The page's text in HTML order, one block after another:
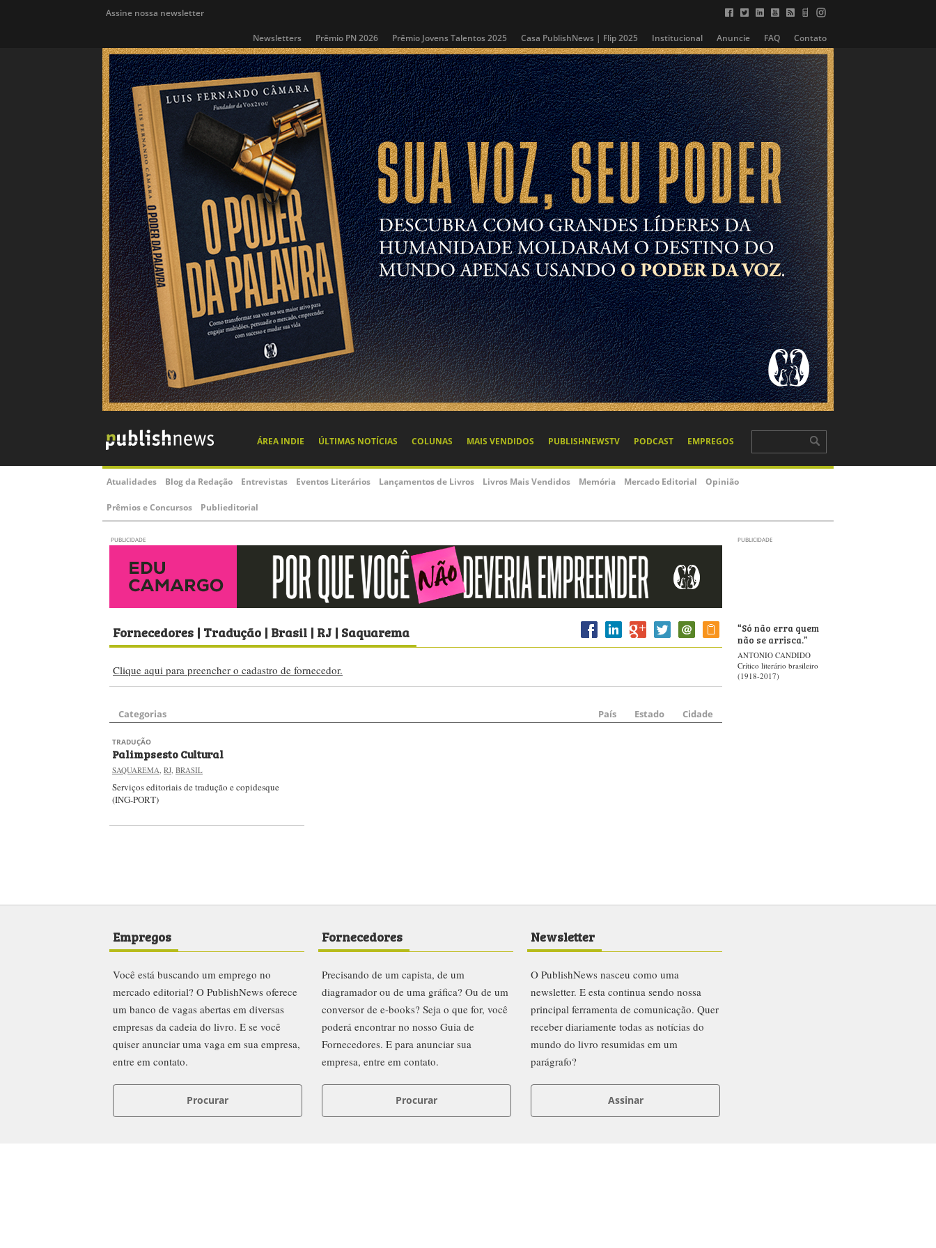
Assine nossa newsletter
Newsletters Prêmio PN 2026 Prêmio Jovens Talentos 2025 Casa PublishNews | Flip 2025 Institucional Anuncie FAQ Contato
ÁREA INDIE ÚLTIMAS NOTÍCIAS COLUNAS MAIS VENDIDOS PUBLISHNEWSTV PODCAST EMPREGOS
Atualidades Blog da Redação Entrevistas Eventos Literários Lançamentos de Livros Livros Mais Vendidos Memória Mercado Editorial Opinião
Prêmios e Concursos Publieditorial
PUBLICIDADE PUBLICIDADE
Fornecedores | Tradução | Brasil | RJ | Saquarema
Clique aqui para preencher o cadastro de fornecedor.
Categorias País Estado Cidade
TRADUÇÃO
Palimpsesto Cultural
SAQUAREMA, RJ, BRASIL
Serviços editoriais de tradução e copidesque
(ING-PORT)
“Só não erra quem
não se arrisca.”
ANTONIO CANDIDO
Crítico literário brasileiro
(1918-2017)
Empregos
Você está buscando um emprego no
mercado editorial? O PublishNews oferece
um banco de vagas abertas em diversas
empresas da cadeia do livro. E se você
quiser anunciar uma vaga em sua empresa,
entre em contato.
Procurar
Fornecedores
Precisando de um capista, de um
diagramador ou de uma gráfica? Ou de um
conversor de e-books? Seja o que for, você
poderá encontrar no nosso Guia de
Fornecedores. E para anunciar sua
empresa, entre em contato.
Procurar
Newsletter
O PublishNews nasceu como uma
newsletter. E esta continua sendo nossa
principal ferramenta de comunicação. Quer
receber diariamente todas as notícias do
mundo do livro resumidas em um
parágrafo?
Assinar